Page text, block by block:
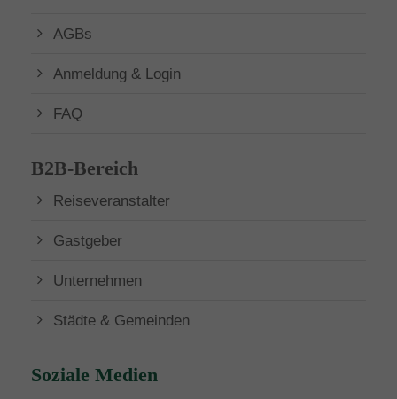
AGBs
Anmeldung & Login
FAQ
B2B-Bereich
Reiseveranstalter
Gastgeber
Unternehmen
Städte & Gemeinden
Soziale Medien